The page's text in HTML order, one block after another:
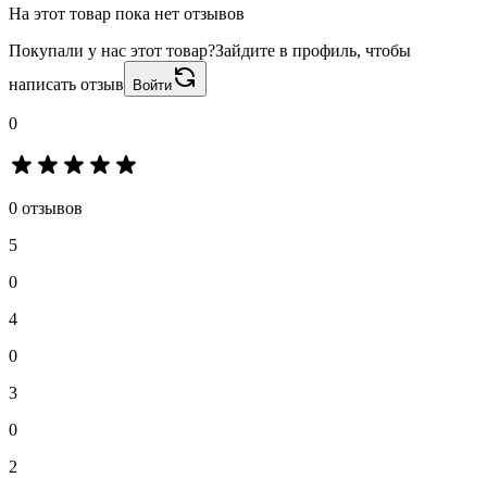
На этот товар пока нет отзывов
Покупали у нас этот товар?Зайдите в профиль, чтобы
написать отзыв
Войти
0
0 отзывов
5
0
4
0
3
0
2